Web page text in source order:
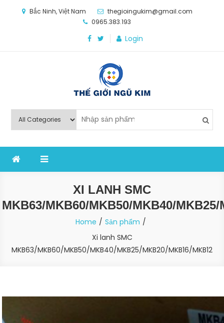
Bắc Ninh, Việt Nam
thegioingukim@gmail.com
0965.383.193
Login
Thế Giới Ngũ Kim
nghiệp sản xuất
XI LANH SMC
MKB63/MKB60/MKB50/MKB40/
Home
Sản phẩm
Xi lanh SMC
MKB63/MKB60/MKB50/MKB40/MKB25/MKB20/MKB16/MKB12